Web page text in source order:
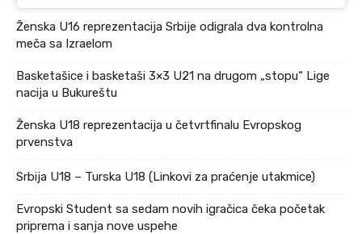
Ženska U16 reprezentacija Srbije odigrala dva kontrolna
meča sa Izraelom
Basketašice i basketaši 3×3 U21 na drugom „stopu“ Lige
nacija u Bukureštu
Ženska U18 reprezentacija u četvrtfinalu Evropskog
prvenstva
Srbija U18 – Turska U18 (Linkovi za praćenje utakmice)
Evropski Student sa sedam novih igračica čeka početak
priprema i sanja nove uspehe